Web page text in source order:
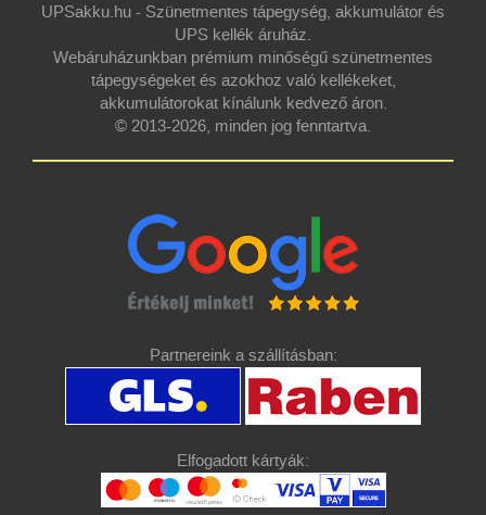
UPSakku.hu - Szünetmentes tápegység, akkumulátor és
UPS kellék áruház.
Webáruházunkban prémium minőségű szünetmentes
tápegységeket és azokhoz való kellékeket,
akkumulátorokat kínálunk kedvező áron.
© 2013-2026, minden jog fenntartva.
Partnereink a szállításban:
Elfogadott kártyák: